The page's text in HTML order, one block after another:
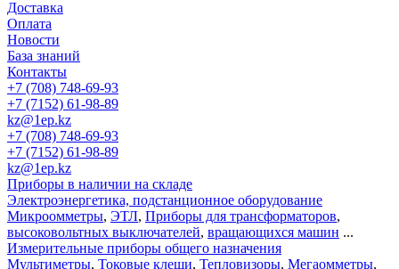
Доставка
Оплата
Новости
База знаний
Контакты
+7 (708) 748-69-93
+7 (7152) 61-98-89
kz@1ep.kz
+7 (708) 748-69-93
+7 (7152) 61-98-89
kz@1ep.kz
Приборы в наличии на складе
Электроэнергетика, подстанционное оборудование
Микроомметры, ЭТЛ, Приборы для трансформаторов,
высоковольтных выключателей, вращающихся машин ...
Измерительные приборы общего назначения
Мультиметры, Токовые клещи, Тепловизоры, Мегаомметры,